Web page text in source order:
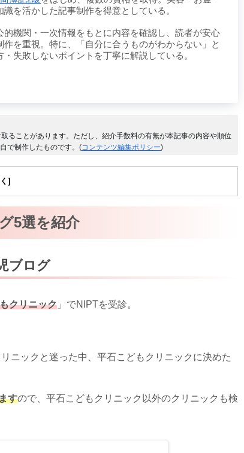
を活かした記事制作を得意としている。
機関・一次情報をもとに内容を確認し、読者が安心
作を重視。特に、「自分に合うものがわからない」と
失敗しないポイントを丁寧に解説している。
ることがあります。ただし、紹介手数料の有無が本記事の内容や順位
で制作したものです。(コンテンツ編集ポリシー)
5選を紹介
ブログ
クリニック 」でNIPTを受診。
ニックと迷った中、平石こどもクリニックに決めた
すので、平石こどもクリニック以外のクリニックも検